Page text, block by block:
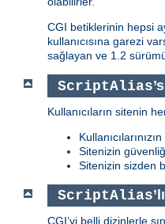
CGI betiklerinin hepsi
kullanıcısına garezi
sağlayan ve 1.2
ScriptAlias
Kullanıcıların sitenin
Sitenizin
Sitenizin sizden
ScriptAlias
CGI’yi belli dizinlerle